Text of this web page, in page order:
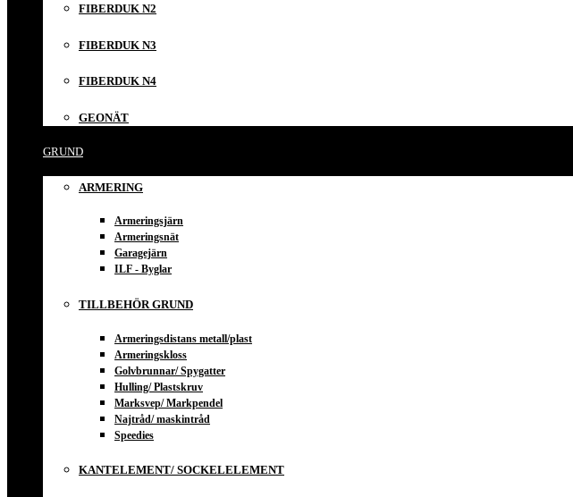
FIBERDUK N2
FIBERDUK N3
FIBERDUK N4
GEONÄT
GRUND
ARMERING
Armeringsjärn
Armeringsnät
Garagejärn
ILF - Byglar
TILLBEHÖR GRUND
Armeringsdistans metall/plast
Armeringskloss
Golvbrunnar/ Spygatter
Hulling/ Plastskruv
Marksvep/ Markpendel
Najtråd/ maskintråd
Speedies
KANTELEMENT/ SOCKELELEMENT